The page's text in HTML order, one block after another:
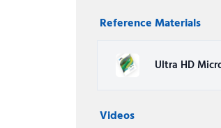
Reference Materials
Ultra HD
Videos